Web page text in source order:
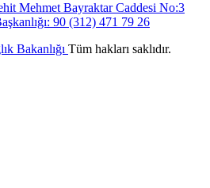
Mehmet Bayraktar Caddesi No:3
90 (312) 471 79 26
Bakanlığı Tüm hakları saklıdır.